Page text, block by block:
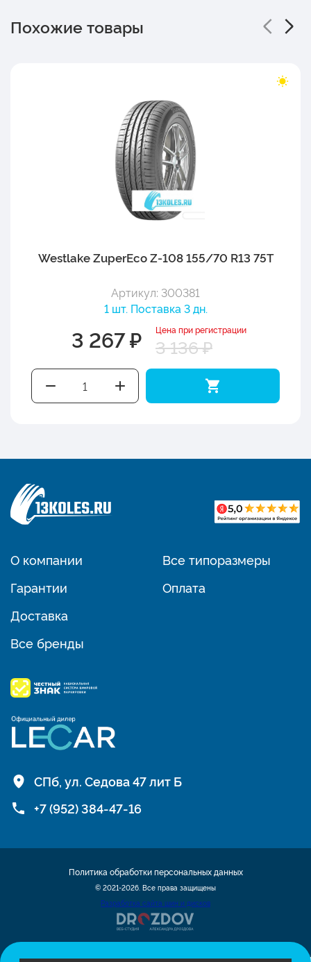
Похожие товары
Westlake ZuperEco Z-108 155/70 R13 75T
Артикул: 300381
1 шт. Поставка 3 дн.
3 267 ₽ Цена при регистрации
3 136 ₽
О компании
Гарантии
Доставка
Все бренды
Все типоразмеры
Оплата
СПб, ул. Седова 47 лит Б
+7 (952) 384-47-16
© 2021-2026. Все права защищены
Разработка сайта шин и дисков
Политика обработки персональных данных